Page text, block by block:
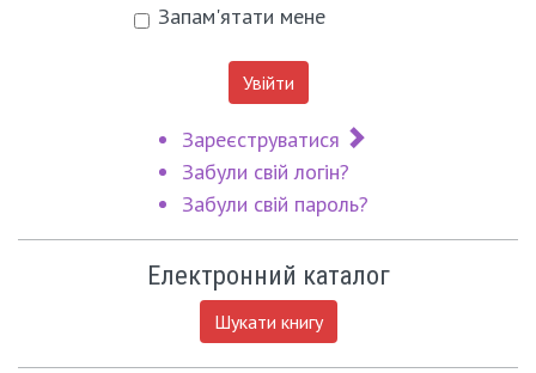
Запам'ятати мене
Увійти
Зареєструватися
Забули свій логін?
Забули свій пароль?
Електронний каталог
Шукати книгу